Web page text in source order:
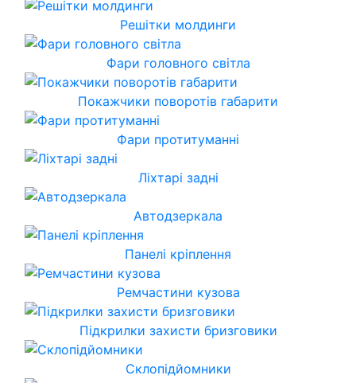
Решітки молдинги
Фари головного світла
Покажчики поворотів габарити
Фари протитуманні
Ліхтарі задні
Автодзеркала
Панелі кріплення
Ремчастини кузова
Підкрилки захисти бризговики
Склопідйомники